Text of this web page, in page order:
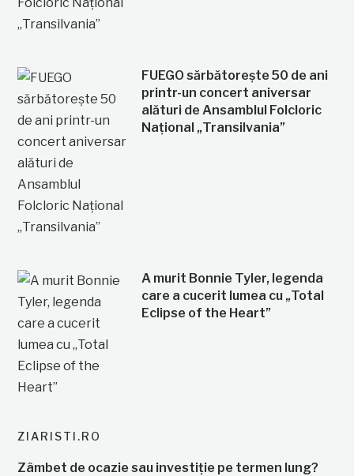
FUEGO sărbătorește 50 de ani
printr-un concert aniversar
alături de Ansamblul Folcloric
Național „Transilvania”
A murit Bonnie Tyler, legenda
care a cucerit lumea cu „Total
Eclipse of the Heart”
ZIARISTI.RO
Zâmbet de ocazie sau investiție pe termen lung?